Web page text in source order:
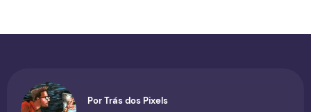
Por Trás dos Pixels